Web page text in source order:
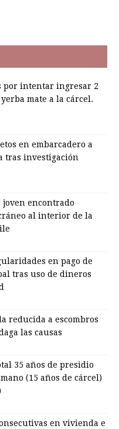
por intentar ingresar 2
mate a la cárcel.
en embarcadero a
tras investigación
joven encontrado
al interior de la
en pago de
tras uso de dineros
reducida a escombros
las causas
35 años de presidio
(15 años de cárcel)
en vivienda e